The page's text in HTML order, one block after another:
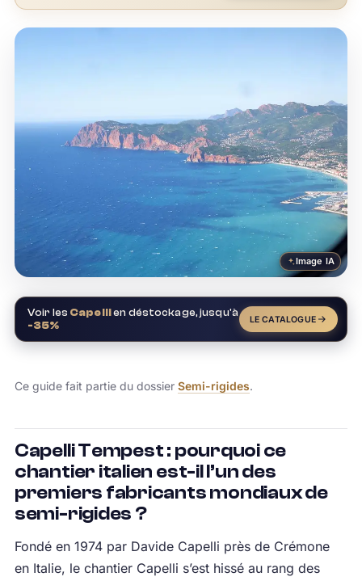
Image IA
Voir les Capellien déstockage, jusqu'à
-35%
LE CATALOGUE
Ce guide fait partie du dossier Semi-rigides.
Capelli Tempest : pourquoi ce
chantier italien est-il l’un des
premiers fabricants mondiaux de
semi-rigides ?
Fondé en 1974 par Davide Capelli près de Crémone
en Italie, le chantier Capelli s’est hissé au rang des